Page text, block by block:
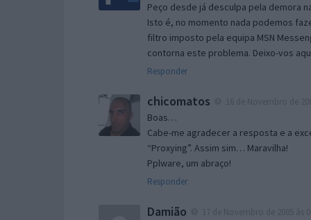
Peço desde já desculpa pela demora
Isto é, no momento nada podemos
filtro imposto pela equipa MSN
contorna este problema. Deixo-vos
Responder
chicomatos
Boas…
Cabe-me agradecer a resposta e a
“Proxying”. Assim sim… Maravilha!
Pplware, um abraço!
Responder
Damião